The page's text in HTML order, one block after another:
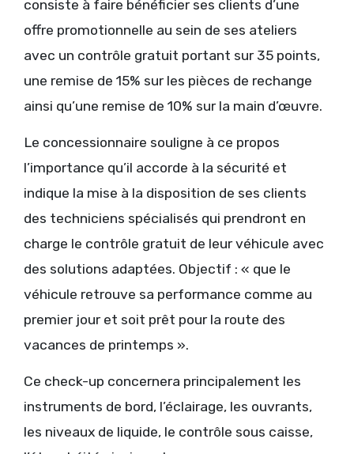
consiste à faire bénéficier ses clients d’une
offre promotionnelle au sein de ses ateliers
avec un contrôle gratuit portant sur 35 points,
une remise de 15% sur les pièces de rechange
ainsi qu’une remise de 10% sur la main d’œuvre.
Le concessionnaire souligne à ce propos
l’importance qu’il accorde à la sécurité et
indique la mise à la disposition de ses clients
des techniciens spécialisés qui prendront en
charge le contrôle gratuit de leur véhicule avec
des solutions adaptées. Objectif : « que le
véhicule retrouve sa performance comme au
premier jour et soit prêt pour la route des
vacances de printemps ».
Ce check-up concernera principalement les
instruments de bord, l’éclairage, les ouvrants,
les niveaux de liquide, le contrôle sous caisse,